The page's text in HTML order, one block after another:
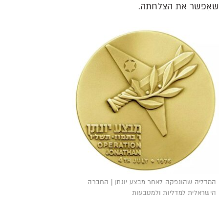
שאִפשר את הצלחתה.
המדליה שהונפקה לאחר מבצע יונתן | החברה
הישראלית למדליות ולמטבעות